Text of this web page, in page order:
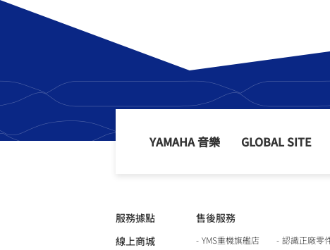
YAMAHA 音樂 GLOBAL SITE
服務據點
線上商城
售後服務
YMS重機旗艦店
認識正廠零